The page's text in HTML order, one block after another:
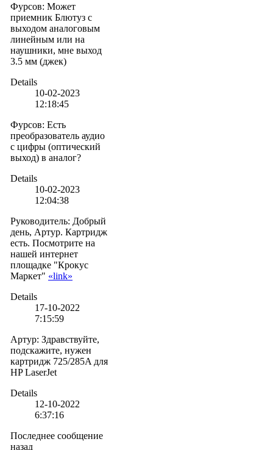
Фурсов: Может
приемник Блютуз с
выходом аналоговым
линейным или на
наушники, мне выход
3.5 мм (джек)
Details
10-02-2023
12:18:45
Фурсов: Есть
преобразователь аудио
с цифры (оптический
выход) в аналог?
Details
10-02-2023
12:04:38
Руководитель: Добрый
день, Артур. Картридж
есть. Посмотрите на
нашей интернет
площадке "Крокус
Маркет" «link»
Details
17-10-2022
7:15:59
Артур: Здравствуйте,
подскажите, нужен
картридж 725/285A для
HP LaserJet
Details
12-10-2022
6:37:16
Последнее сообщение
назад